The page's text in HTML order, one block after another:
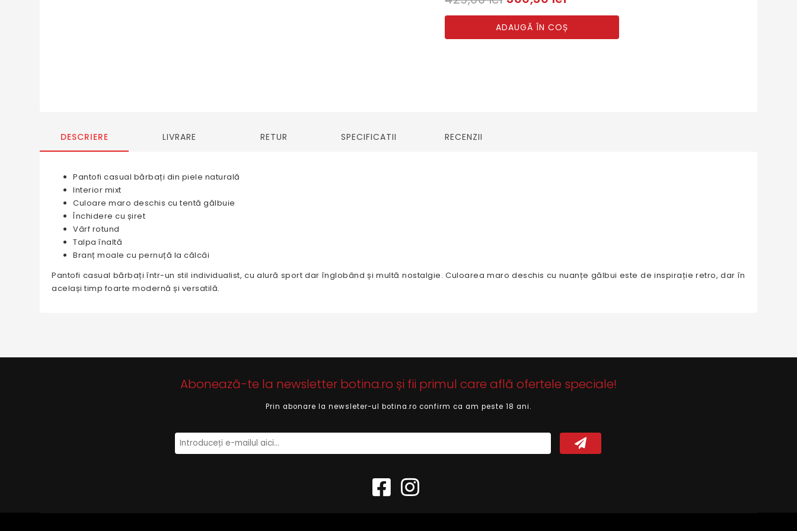
ADAUGĂ ÎN COȘ
DESCRIERE LIVRARE RETUR SPECIFICATII RECENZII
Pantofi casual bărbați din piele naturală
Interior mixt
Culoare maro deschis cu tentă gălbuie
Închidere cu șiret
Vârf rotund
Talpa înaltă
Branț moale cu pernuță la călcâi
Pantofi casual bărbați într-un stil individualist, cu alură sport dar înglobând și multă nostalgie. Culoarea maro deschis cu nuanțe gălbui este de inspirație retro, dar în
același timp foarte modernă și versatilă.
Abonează-te la newsletter botina.ro și fii primul care află ofertele speciale!
Prin abonare la newsleter-ul botina.ro confirm ca am peste 18 ani.